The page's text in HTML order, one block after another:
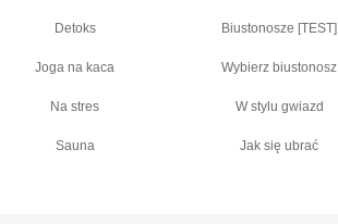
Detoks
Joga na kaca
Na stres
Sauna
Biustonosze [TEST]
Wybierz biustonosz
W stylu gwiazd
Jak się ubrać